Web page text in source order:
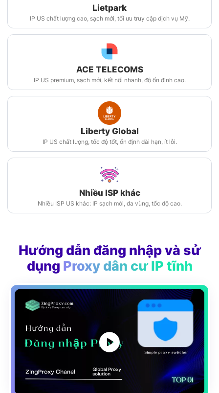
Lietpark
IP US chất lượng cao, sạch mới, tối ưu truy cập dịch vụ Mỹ.
ACE TELECOMS
IP US premium, sạch mới, kết nối nhanh, độ ổn định cao.
Liberty Global
IP US chất lượng, tốc độ tốt, ổn định dài hạn, ít lỗi.
Nhiều ISP khác
Nhiều ISP US khác: IP sạch mới, đa vùng, tốc độ cao.
Hướng dẫn đăng nhập và sử
dụng Proxy dân cư IP tĩnh